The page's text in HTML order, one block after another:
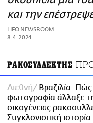
ΑΜΠΑ
PRINT
και την
LIFO NEWSROOM
8.4.2024
ΡΑΚΟΣΥΛΛΕΚΤΗΣ
Διεθνή
Βραζιλία: Πώς
φωτογραφία άλλαξε
οικογένειας
Συγκλονιστική ιστορία